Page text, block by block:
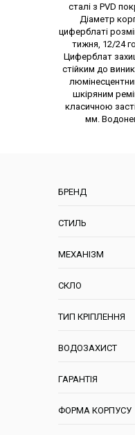
БРЕНД
СТИЛЬ
МЕХАНІЗМ
СКЛО
ТИП КРІПЛЕННЯ
ВОДОЗАХИСТ
ГАРАНТІЯ
ФОРМА КОРПУСУ
сталі з PVD
Діаметр
циферблаті
тижня, 12/24
Циферблат
стійким до
шкіряним
класичною
мм.